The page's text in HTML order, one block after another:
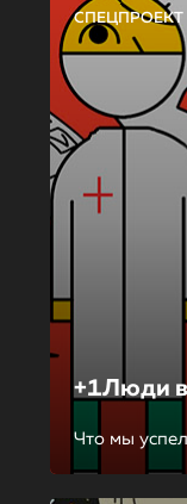
СПЕЦПРОЕКТ
+1Люди в
Что мы